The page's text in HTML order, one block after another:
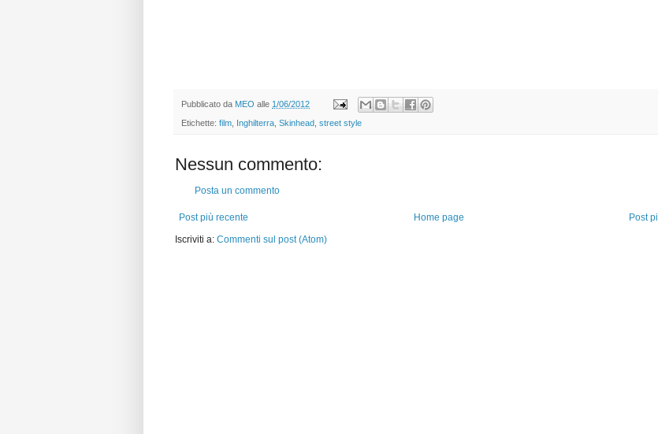
Pubblicato da MEO alle 1/06/2012
Etichette: film Inghilterra Skinhead street style
Nessun commento:
Posta un commento
Post più recente Post
Home page
Iscriviti a: Commenti sul post (Atom)